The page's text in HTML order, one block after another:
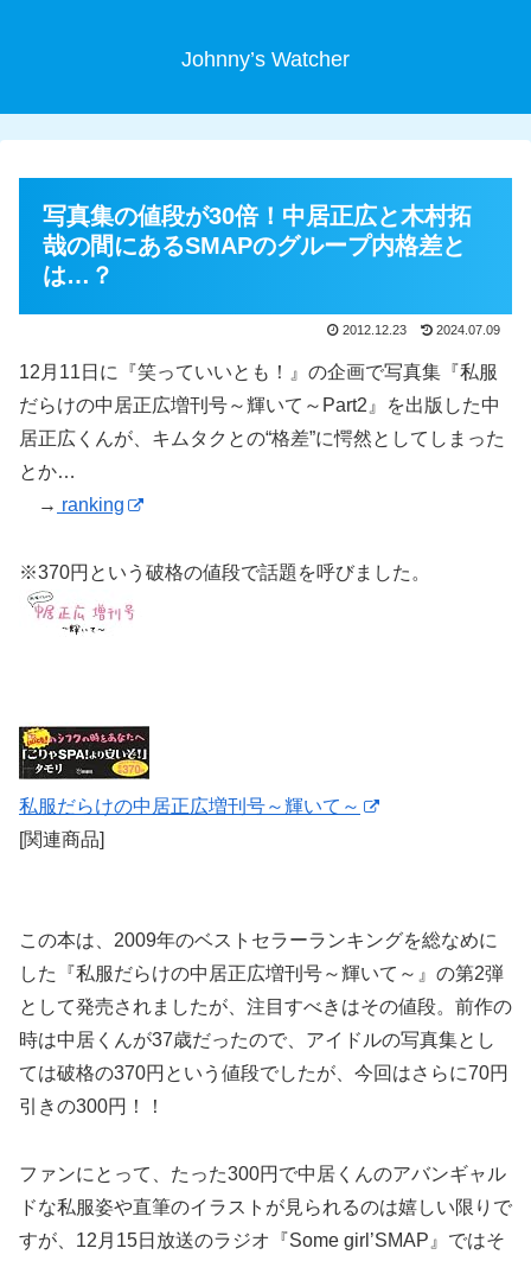
Johnny’s Watcher
写真集の値段が30倍！中居正広と木村拓
哉の間にあるSMAPのグループ内格差と
は…？
2012.12.23 2024.07.09
12月11日に『笑っていいとも！』の企画で写真集『私服
だらけの中居正広増刊号～輝いて～Part2』を出版した中
居正広くんが、キムタクとの“格差”に愕然としてしまった
とか…
→ ranking
※370円という破格の値段で話題を呼びました。
私服だらけの中居正広増刊号～輝いて～
[関連商品]
この本は、2009年のベストセラーランキングを総なめに
した『私服だらけの中居正広増刊号～輝いて～』の第2弾
として発売されましたが、注目すべきはその値段。前作の
時は中居くんが37歳だったので、アイドルの写真集とし
ては破格の370円という値段でしたが、今回はさらに70円
引きの300円！！
ファンにとって、たった300円で中居くんのアバンギャル
ドな私服姿や直筆のイラストが見られるのは嬉しい限りで
すが、12月15日放送のラジオ『Some girl’SMAP』ではそ